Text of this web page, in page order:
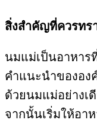
สิ่งสำคัญที่ควรทร
นมแม่เป็นอาหาร
คำแนะนำขององ
ด้วยนมแม่อย่างเ
จากนั้นเริ่มให้อา